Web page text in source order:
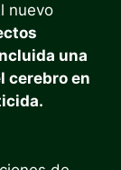
nuevo
una
cerebro en